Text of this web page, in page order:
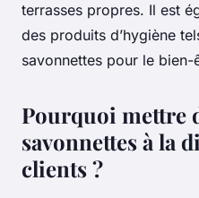
terrasses propres. Il est
des produits d’hygiène
savonnettes pour le bien-
Pourquoi mettre
savonnettes à la
clients ?